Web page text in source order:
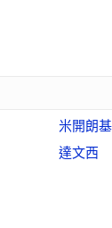
米開朗
達文西